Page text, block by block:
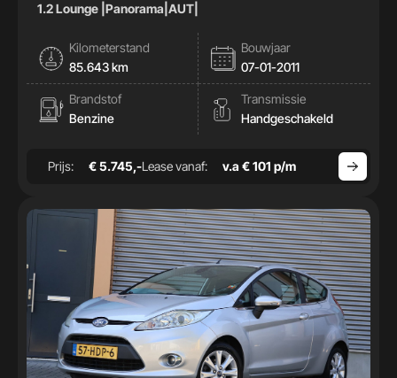
1.2 Lounge |Panorama|AUT|
Kilometerstand
85.643 km
Bouwjaar
07-01-2011
Brandstof
Benzine
Transmissie
Handgeschakeld
Prijs: € 5.745,-Lease vanaf: v.a € 101 p/m